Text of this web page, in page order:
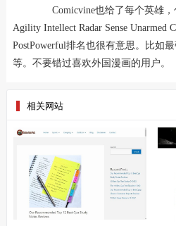
Comicvine也给了每个英雄，
Agility Intellect Radar Sense Unarmed
PostPowerful排名也很有意思。比如
等。不要错过喜欢外国漫画的用户。
相关网站